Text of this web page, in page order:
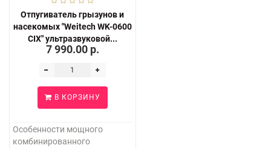
Отпугиватель грызунов и
насекомых "Weitech WK-0600
CIX" ультразвуковой...
7 990.00 р.
В КОРЗИНУ
Особенности мощного
комбинированного